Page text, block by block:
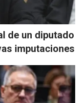
de un diputado
imputaciones